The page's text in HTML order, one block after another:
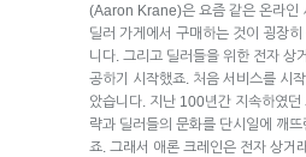
(Aaron Krane)은 요즘 같은 온라인
딜러 가게에서 구매하는 것이 굉장
니다. 그리고 딜러들을 위한 전자 상
공하기 시작했죠. 처음 서비스를 시
았습니다. 지난 100년간 지속하였던
략과 딜러들의 문화를 단시일에 깨
죠. 그래서 애론 크레인은 전자 상거